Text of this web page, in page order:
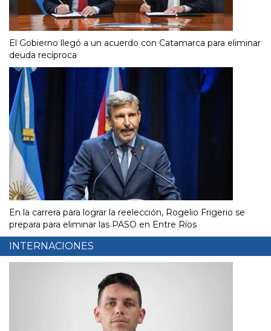
El Gobierno llegó a un acuerdo con Catamarca para eliminar
deuda recíproca
En la carrera para lograr la reelección, Rogelio Frigerio se
prepara para eliminar las PASO en Entre Ríos
INTERNACIONES